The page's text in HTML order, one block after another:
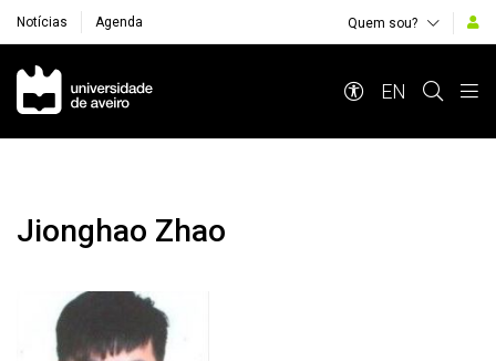
Notícias Agenda Quem sou?
Navegação Principal
EN
Jionghao Zhao